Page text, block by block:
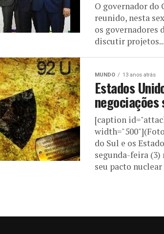
O governador do
reunido, nesta
os governadores
discutir projetos...
MUNDO 13 anos atrás
Estados
[caption
do Sul e os
segunda-feira (3)
seu pacto